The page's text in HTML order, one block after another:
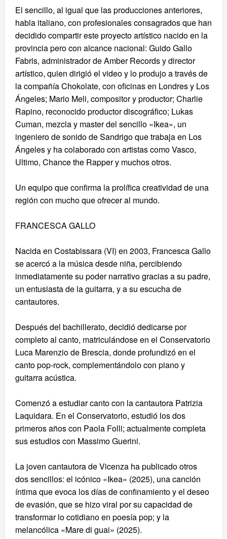
El sencillo, al igual que las producciones anteriores,
habla italiano, con profesionales consagrados que han
decidido compartir este proyecto artístico nacido en la
provincia pero con alcance nacional: Guido Gallo
Fabris, administrador de Amber Records y director
artístico, quien dirigió el video y lo produjo a través de
la compañía Chokolate, con oficinas en Londres y Los
Ángeles; Mario Meli, compositor y productor; Charlie
Rapino, reconocido productor discográfico; Lukas
Cuman, mezcla y master del sencillo «Ikea», un
ingeniero de sonido de Sandrigo que trabaja en Los
Ángeles y ha colaborado con artistas como Vasco,
Ultimo, Chance the Rapper y muchos otros.
Un equipo que confirma la prolífica creatividad de una
región con mucho que ofrecer al mundo.
FRANCESCA GALLO
Nacida en Costabissara (VI) en 2003, Francesca Gallo
se acercó a la música desde niña, percibiendo
inmediatamente su poder narrativo gracias a su padre,
un entusiasta de la guitarra, y a su escucha de
cantautores.
Después del bachillerato, decidió dedicarse por
completo al canto, matriculándose en el Conservatorio
Luca Marenzio de Brescia, donde profundizó en el
canto pop-rock, complementándolo con piano y
guitarra acústica.
Comenzó a estudiar canto con la cantautora Patrizia
Laquidara. En el Conservatorio, estudió los dos
primeros años con Paola Folli; actualmente completa
sus estudios con Massimo Guerini.
La joven cantautora de Vicenza ha publicado otros
dos sencillos: el icónico «Ikea» (2025), una canción
íntima que evoca los días de confinamiento y el deseo
de evasión, que se hizo viral por su capacidad de
transformar lo cotidiano en poesía pop; y la
melancólica «Mare di guai» (2025).